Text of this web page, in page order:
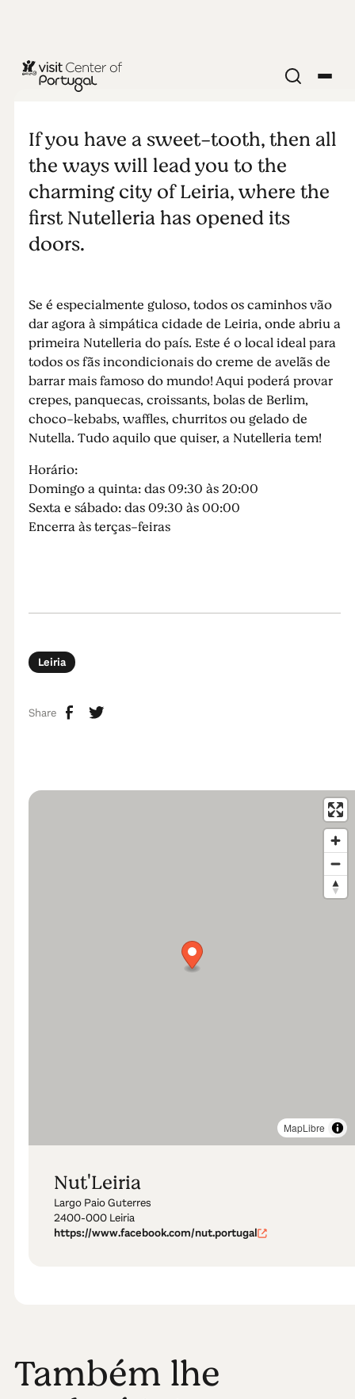
COMER E BEBER
Nut'Leiria
If you have a sweet-tooth, then all
the ways will lead you to the
charming city of Leiria, where the
first Nutelleria has opened its
doors.
Se é especialmente guloso, todos os caminhos vão
dar agora à simpática cidade de Leiria, onde abriu a
primeira Nutelleria do país. Este é o local ideal para
todos os fãs incondicionais do creme de avelãs de
barrar mais famoso do mundo! Aqui poderá provar
crepes, panquecas, croissants, bolas de Berlim,
choco-kebabs, waffles, churritos ou gelado de
Nutella. Tudo aquilo que quiser, a Nutelleria tem!
Horário:
Domingo a quinta: das 09:30 às 20:00
Sexta e sábado: das 09:30 às 00:00
Encerra às terças-feiras
Leiria
Share
Nut'Leiria
Largo Paio Guterres
2400-000 Leiria
https://www.facebook.com/nut.portugal
MapLibre
Também lhe